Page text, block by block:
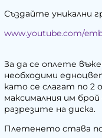
Създайте уникални
www.youtube.com/
За да се оплете
необходими
като се слагат по
максималния им
разрезите на диска.
Плетенето става по